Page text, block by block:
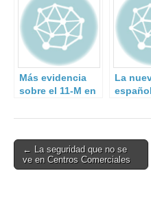
desde el 11-M.
Más evidencia
sobre el 11-M en
Estado Islámico
La
urbanas.
Post
navigation
← La seguridad que no se
ve en Centros Comerciales